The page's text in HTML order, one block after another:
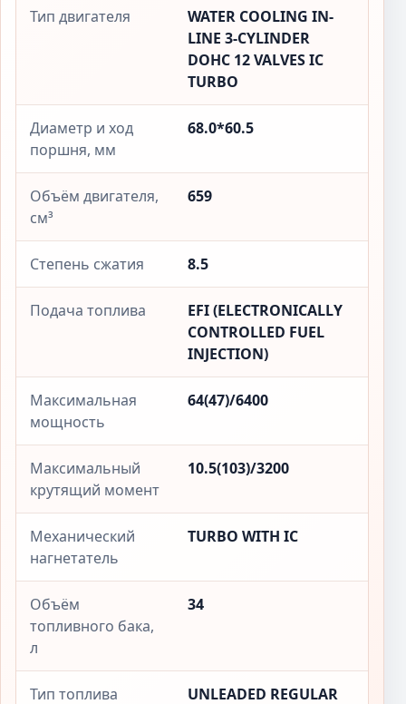
Тип двигателя
WATER COOLING IN-
LINE 3-CYLINDER
DOHC 12 VALVES IC
TURBO
Диаметр и ход
поршня, мм
68.0*60.5
Объём двигателя,
см³
659
Степень сжатия 8.5
Подача топлива
EFI (ELECTRONICALLY
CONTROLLED FUEL
INJECTION)
Максимальная
мощность
64(47)/6400
Максимальный
крутящий момент
10.5(103)/3200
Механический
нагнетатель
TURBO WITH IC
Объём
топливного бака,
л
34
Тип топлива
UNLEADED REGULAR